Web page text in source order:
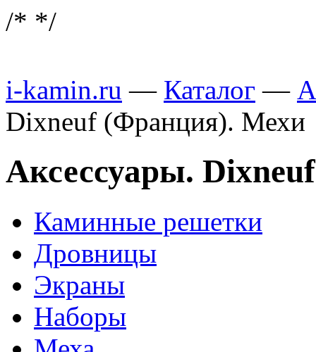
/* */
i-kamin.ru — Каталог —
Dixneuf (Франция). Мехи
Аксессуары.
Каминные решетки
Дровницы
Экраны
Наборы